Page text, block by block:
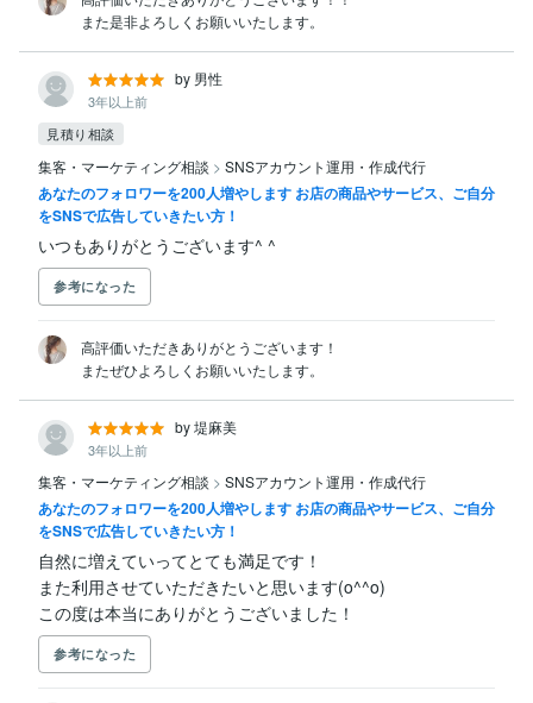
また是非よろしくお願いいたします。
by 男性
3年以上前
見積り相談
集客・マーケティング相談 > SNSアカウント運用・作成代行
あなたのフォロワーを200人増やします お店の商品やサービス、ご自分
をSNSで広告していきたい方！
いつもありがとうございます^ ^
参考になった
高評価いただきありがとうございます！
またぜひよろしくお願いいたします。
by 堤麻美
3年以上前
集客・マーケティング相談 > SNSアカウント運用・作成代行
あなたのフォロワーを200人増やします お店の商品やサービス、ご自分
をSNSで広告していきたい方！
自然に増えていってとても満足です！
また利用させていただきたいと思います(o^^o)
この度は本当にありがとうございました！
参考になった